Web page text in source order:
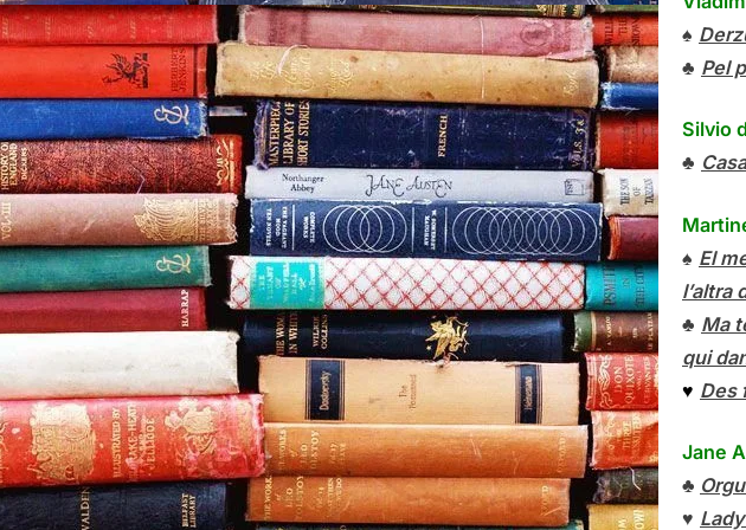
♠
♣ Pel
Silvio
♣
♠ El
l’altra
♣ Ma
qui
♥ Des
Jane
♣
♥